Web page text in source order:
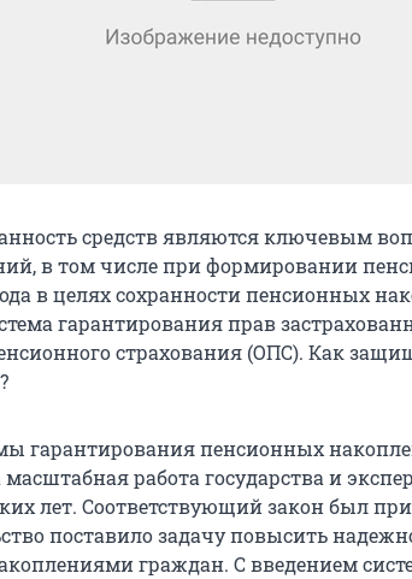
средств являются ключевым
в том числе при формировании
в целях сохранности пенсионных
гарантирования прав
страхования (ОПС). Как
гарантирования пенсионных
работа государства и
лет. Соответствующий закон был
поставило задачу повысить
граждан. С введением